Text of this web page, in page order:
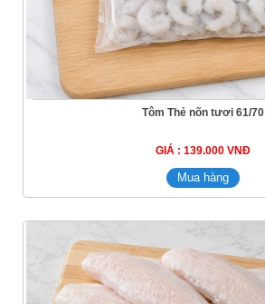
Tôm Thẻ nõn tươi 61/70
GIÁ : 139.000 VNĐ